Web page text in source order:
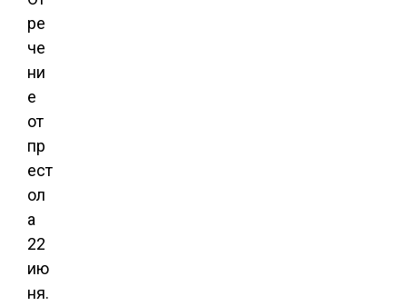
ре
че
ни
е
от
пр
ест
ол
а
22
ию
ня.